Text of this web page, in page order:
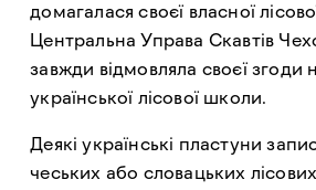
домагалася своєї власної
Центральна Управа Скавтів
завжди відмовляла своєї згоди
української лісової школи.
Деякі українські пластуни
чеських або словацьких